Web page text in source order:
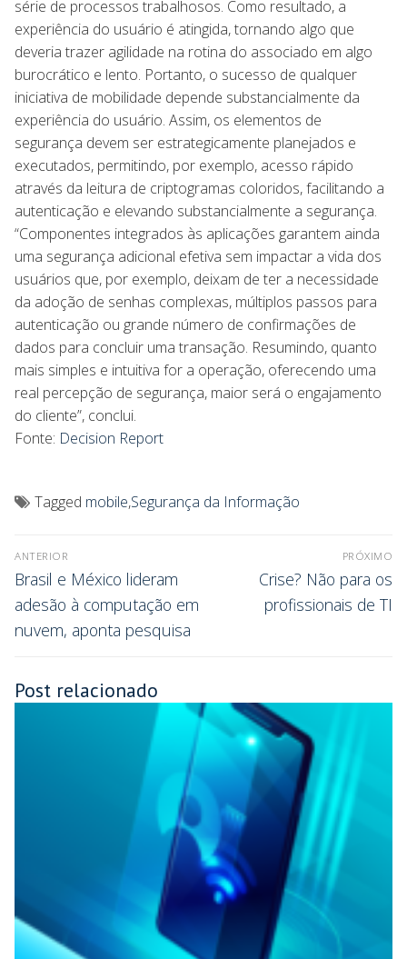
série de processos trabalhosos. Como resultado, a
experiência do usuário é atingida, tornando algo que
deveria trazer agilidade na rotina do associado em algo
burocrático e lento. Portanto, o sucesso de qualquer
iniciativa de mobilidade depende substancialmente da
experiência do usuário. Assim, os elementos de
segurança devem ser estrategicamente planejados e
executados, permitindo, por exemplo, acesso rápido
através da leitura de criptogramas coloridos, facilitando a
autenticação e elevando substancialmente a segurança.
“Componentes integrados às aplicações garantem ainda
uma segurança adicional efetiva sem impactar a vida dos
usuários que, por exemplo, deixam de ter a necessidade
da adoção de senhas complexas, múltiplos passos para
autenticação ou grande número de confirmações de
dados para concluir uma transação. Resumindo, quanto
mais simples e intuitiva for a operação, oferecendo uma
real percepção de segurança, maior será o engajamento
do cliente”, conclui.
Fonte: Decision Report
Tagged mobile,Segurança da Informação
ANTERIOR
Brasil e México lideram
adesão à computação em
nuvem, aponta pesquisa
PRÓXIMO
Crise? Não para os
profissionais de TI
Post relacionado